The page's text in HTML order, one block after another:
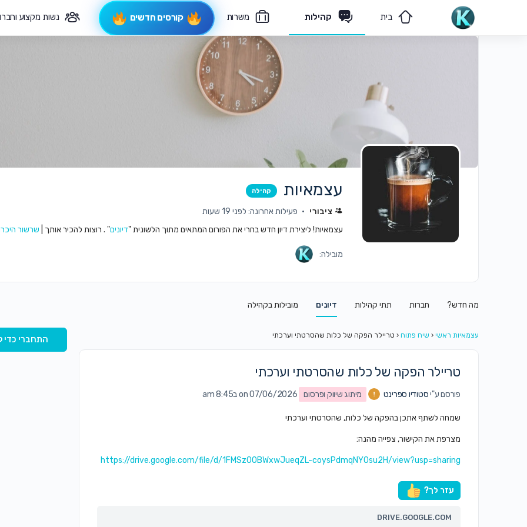
בית קהילות משרות קורסים חדשים נשות מקצוע
פיקוח תורני
עצמאיות קהילה
ציבורי
פעילות אחרונה: לפני 19 שעות
עצמאיות! ליצירת דיון חדש בחרי את הפורום המתאים מתוך הלשונית "דיונים" . רוצות להכיר אותך | שרשור
מובילה:
מה חדש? חברות תתי קהילות דיונים מובילות בקהילה
עצמאיות ראשי ‹ שיח פתוח ‹ טריילר הפקה של כלות שהסרטתי וערכתי
טריילר הפקה של כלות שהסרטתי וערכתי
פורסם ע"יסטודיו ספרינט מיתוג שיווק ופרסום on 07/06/2026 ב8:45 am
שמחה לשתף אתכן בהפקה של כלות, שהסרטתי וערכתי
מצרפת את הקישור, צפייה מהנה:
https://drive.google.com/file/d/1FMSz00BWxwJueqZL-coysPdmqNYOsu2H/view?usp=sharing
עזר לך?
DRIVE.GOOGLE.COM
התחברי כדי